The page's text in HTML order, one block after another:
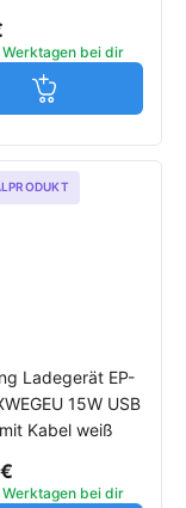
bei dir
Jetzt in den
Ladegerät EP-
15W USB
Kabel weiß
bei dir